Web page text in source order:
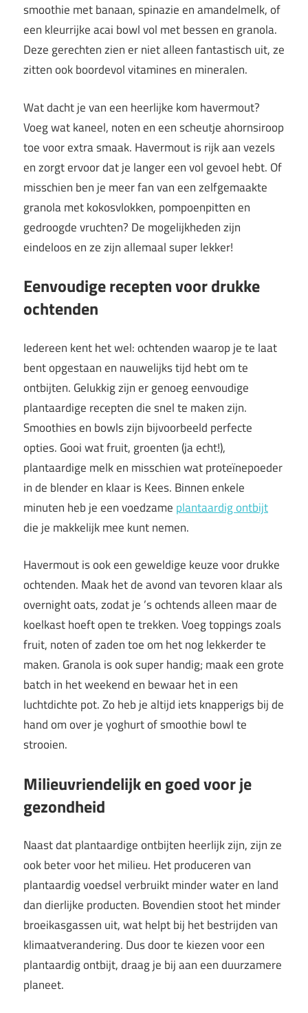
smoothie met banaan, spinazie en amandelmelk, of
een kleurrijke acai bowl vol met bessen en granola.
Deze gerechten zien er niet alleen fantastisch uit, ze
zitten ook boordevol vitamines en mineralen.
Wat dacht je van een heerlijke kom havermout?
Voeg wat kaneel, noten en een scheutje ahornsiroop
toe voor extra smaak. Havermout is rijk aan vezels
en zorgt ervoor dat je langer een vol gevoel hebt. Of
misschien ben je meer fan van een zelfgemaakte
granola met kokosvlokken, pompoenpitten en
gedroogde vruchten? De mogelijkheden zijn
eindeloos en ze zijn allemaal super lekker!
Eenvoudige recepten voor drukke
ochtenden
Iedereen kent het wel: ochtenden waarop je te laat
bent opgestaan en nauwelijks tijd hebt om te
ontbijten. Gelukkig zijn er genoeg eenvoudige
plantaardige recepten die snel te maken zijn.
Smoothies en bowls zijn bijvoorbeeld perfecte
opties. Gooi wat fruit, groenten (ja echt!),
plantaardige melk en misschien wat proteïnepoeder
in de blender en klaar is Kees. Binnen enkele
minuten heb je een voedzame plantaardig ontbijt
die je makkelijk mee kunt nemen.
Havermout is ook een geweldige keuze voor drukke
ochtenden. Maak het de avond van tevoren klaar als
overnight oats, zodat je ’s ochtends alleen maar de
koelkast hoeft open te trekken. Voeg toppings zoals
fruit, noten of zaden toe om het nog lekkerder te
maken. Granola is ook super handig; maak een grote
batch in het weekend en bewaar het in een
luchtdichte pot. Zo heb je altijd iets knapperigs bij de
hand om over je yoghurt of smoothie bowl te
strooien.
Milieuvriendelijk en goed voor je
gezondheid
Naast dat plantaardige ontbijten heerlijk zijn, zijn ze
ook beter voor het milieu. Het produceren van
plantaardig voedsel verbruikt minder water en land
dan dierlijke producten. Bovendien stoot het minder
broeikasgassen uit, wat helpt bij het bestrijden van
klimaatverandering. Dus door te kiezen voor een
plantaardig ontbijt, draag je bij aan een duurzamere
planeet.